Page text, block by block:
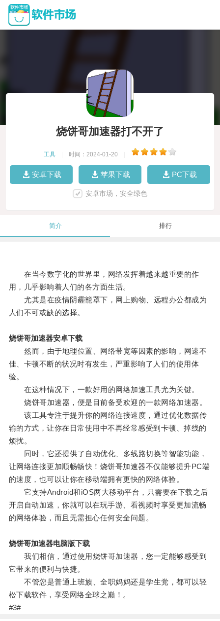
烧饼哥加速器打不开了
工具 时间：2024-01-20
安卓下载 苹果下载 PC下载
安卓市场，安全绿色
简介 排行
在当今数字化的世界里，网络发挥着越来越重要的作
用，几乎影响着人们的各方面生活。
尤其是在疫情阴霾籠罩下，网上购物、远程办公都成为
人们不可或缺的选择。
烧饼哥加速器安卓下载
然而，由于地理位置、网络带宽等因素的影响，网速不
佳、卡顿不断的状况时有发生，严重影响了人们的使用体
验。
在这种情况下，一款好用的网络加速工具尤为关键。
烧饼哥加速器，便是目前备受欢迎的一款网络加速器。
该工具专注于提升你的网络连接速度，通过优化数据传
输的方式，让你在日常使用中不再经常感受到卡顿、掉线的
烦扰。
同时，它还提供了自动优化、多线路切换等智能功能，
让网络连接更加顺畅畅快！烧饼哥加速器不仅能够提升PC端
的速度，也可以让你在移动端拥有更快的网络体验。
它支持Android和iOS两大移动平台，只需要在下载之后
开启自动加速，你就可以在玩手游、看视频时享受更加流畅
的网络体验，而且无需担心任何安全问题。
烧饼哥加速器电脑版下载
我们相信，通过使用烧饼哥加速器，您一定能够感受到
它带来的便利与快捷。
不管您是普通上班族、全职妈妈还是学生党，都可以轻
松下载软件，享受网络全球之巅！。
#3#